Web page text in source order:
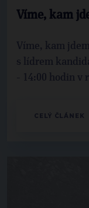
Víme, kam
Víme, kam
s lídrem
- 14:00 hodin v
CELÝ ČLÁNEK